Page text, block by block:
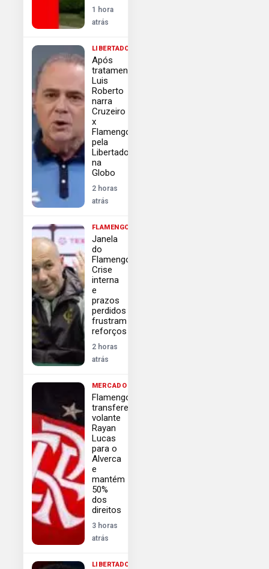
1 hora
atrás
LIBERTADORES
Após
tratamento,
Luis
Roberto
narra
Cruzeiro
x
Flamengo
pela
Libertadores
na
Globo
2 horas
atrás
FLAMENGO
Janela
do
Flamengo:
Crise
interna
e
prazos
perdidos
frustram
reforços
2 horas
atrás
MERCADO
Flamengo
transfere
volante
Rayan
Lucas
para o
Alverca
e
mantém
50%
dos
direitos
3 horas
atrás
LIBERTADORES